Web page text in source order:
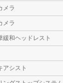
メラ
メラ
緩和ヘッドレスト
アシスト